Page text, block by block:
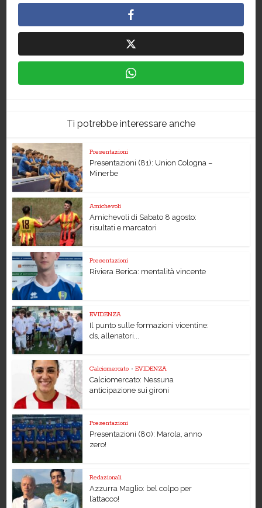
Ti potrebbe interessare anche
Presentazioni
Presentazioni (81): Union Cologna –
Minerbe
Amichevoli
Amichevoli di Sabato 8 agosto:
risultati e marcatori
Presentazioni
Riviera Berica: mentalità vincente
EVIDENZA
Il punto sulle formazioni vicentine:
ds, allenatori...
Calciomercato • EVIDENZA
Calciomercato: Nessuna
anticipazione sui gironi
Presentazioni
Presentazioni (80): Marola, anno
zero!
Redazionali
Azzurra Maglio: bel colpo per
l’attacco!